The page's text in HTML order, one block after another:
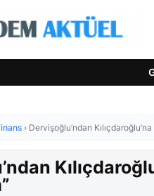
› Dervişoğlu’ndan